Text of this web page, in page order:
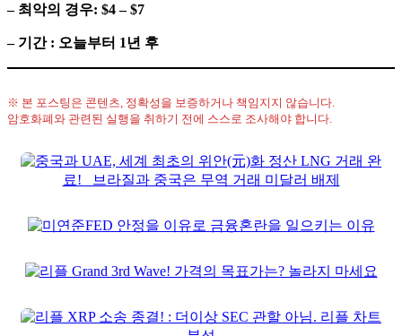
– 최악의 경우: $4 – $7
– 기간 : 오늘부터 1년 후
※ 본 포스팅은 콘텐츠, 정확성을 보증하거나 책임지지 않습니다.
암호화폐와 관련된 실행을 취하기 전에 스스로 조사해야 합니다.